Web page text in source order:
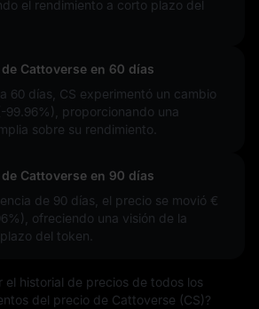
el rendimiento a corto plazo del
Cattoverse en 60 días
60 días, CS experimentó un cambio
99.96%)
, proporcionando una
sobre su rendimiento.
Cattoverse en 90 días
de 90 días, el precio se movió €
, ofreciendo una visión de la
del token.
el historial de precios de todos los
del precio de Cattoverse (CS)?